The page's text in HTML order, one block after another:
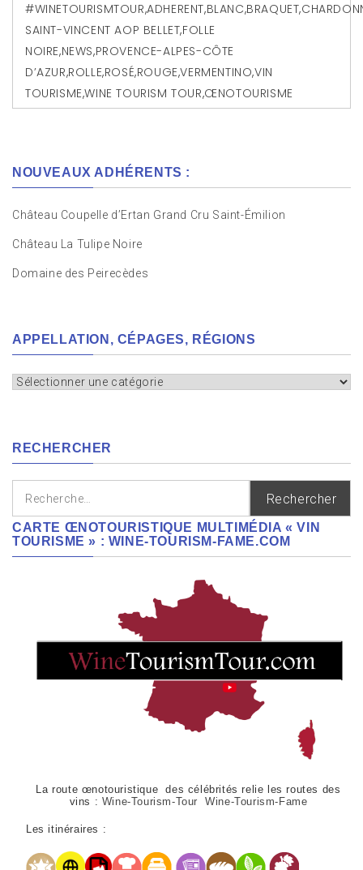
#WINETOURISMTOUR,ADHERENT,BLANC,BRAQUET,
SAINT-VINCENT AOP BELLET,FOLLE
NOIRE,NEWS,PROVENCE-ALPES-CÔTE
D’AZUR,ROLLE,ROSÉ,ROUGE,VERMENTINO,VIN
TOURISME,WINE TOURISM TOUR,ŒNOTOURISME
NOUVEAUX ADHÉRENTS :
Château Coupelle d’Ertan Grand Cru Saint-Émilion
Château La Tulipe Noire
Domaine des Peirecèdes
APPELLATION, CÉPAGES, RÉGIONS
Appellation,
RECHERCHER
CARTE ŒNOTOURISTIQUE MULTIMÉDIA « VIN
TOURISME » : WINE-TOURISM-FAME.COM
La route œnotouristique des célébrités relie les routes des
vins : Wine-Tourism-Tour Wine-Tourism-Fame
Les itinéraires :